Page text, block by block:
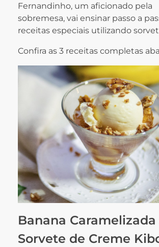
Fernandinho, um aficionado pela
sobremesa, vai ensinar passo a
receitas especiais utilizando
Confira as 3 receitas completas
Banana
Sorvete de Creme